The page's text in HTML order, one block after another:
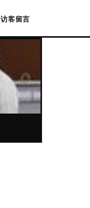
访客留言